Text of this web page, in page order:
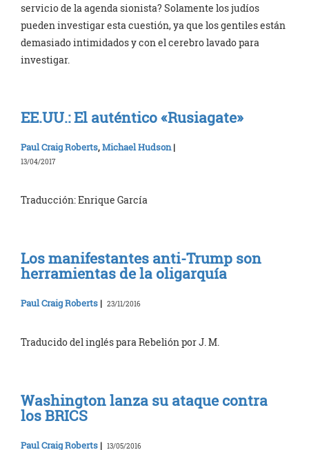
servicio de la agenda sionista? Solamente los judíos
pueden investigar esta cuestión, ya que los gentiles están
demasiado intimidados y con el cerebro lavado para
investigar.
EE.UU.: El auténtico «Rusiagate»
Paul Craig Roberts,Michael Hudson|
13/04/2017
Traducción: Enrique García
Los manifestantes anti-Trump son
herramientas de la oligarquía
Paul Craig Roberts | 23/11/2016
Traducido del inglés para Rebelión por J. M.
Washington lanza su ataque contra
los BRICS
Paul Craig Roberts | 13/05/2016